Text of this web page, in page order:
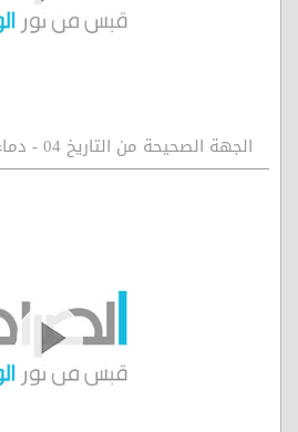
الجهة الصحيحة من التاريخ 04 - دماء القادة ثورة